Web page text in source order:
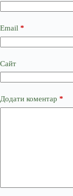
Email *
Сайт
Додати коментар *